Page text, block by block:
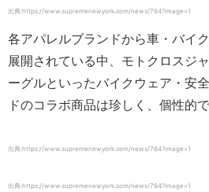
出典:https://www.supremenewyork.com/news/764?image=1
各アパレルブランドから車・バイ
展開されている中、モトクロスジ
ーグルといったバイクウェア・安
ドのコラボ商品は珍しく、個性的で
出典:https://www.supremenewyork.com/news/764?image=1
出典:https://www.supremenewyork.com/news/764?image=1